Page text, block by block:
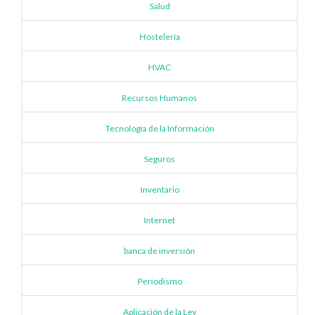
Salud
Hostelería
HVAC
Recursos Humanos
Tecnología de la Información
Seguros
Inventario
Internet
banca de inversión
Periodismo
Aplicación de la Ley